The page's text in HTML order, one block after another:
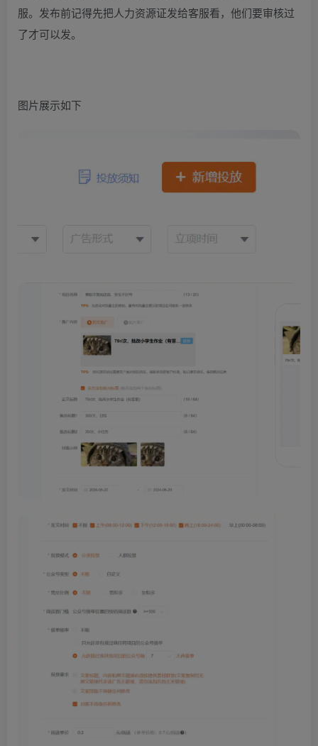
服。发布前记得先把人力资源证发给客服看，他们要审核过
了才可以发。
图片展示如下